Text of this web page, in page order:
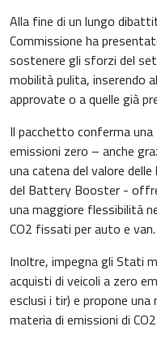
Alla fine di un lungo
Commissione ha
sostenere gli sforzi del
mobilità pulita, inserendo
approvate o a quelle già
Il pacchetto conferma
emissioni zero – anche
una catena del valore
del Battery Booster -
una maggiore flessibilità
CO2 fissati per auto e van.
Inoltre, impegna gli Stati
acquisti di veicoli a zero
esclusi i tir) e propone
materia di emissioni di